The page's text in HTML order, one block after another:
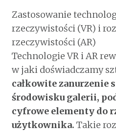
Zastosowanie
rzeczywistości (VR) i
rzeczywistości (AR)
Technologie VR i AR
w jaki doświadczamy
całkowite zanurzenie
środowisku galerii,
cyfrowe elementy do
użytkownika. Takie